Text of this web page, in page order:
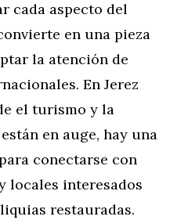
cada aspecto del
en una pieza
la atención de
En Jerez
el turismo y la
en auge, hay una
conectarse con
locales interesados
restauradas.